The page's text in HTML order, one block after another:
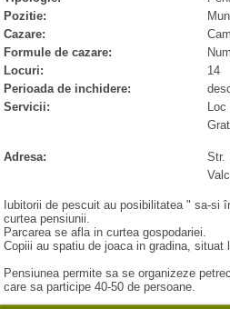
Pozitie:
Cazare:
Formule de cazare:
Locuri:
14
Perioada de inchidere:
Servicii:
Adresa: Str.
Iubitorii de pescuit au posibilitatea " sa-si
curtea pensiunii.
Parcarea se afla in curtea gospodariei.
Copiii au spatiu de joaca in gradina, situat
Pensiunea permite sa se organizeze
care sa participe 40-50 de persoane.